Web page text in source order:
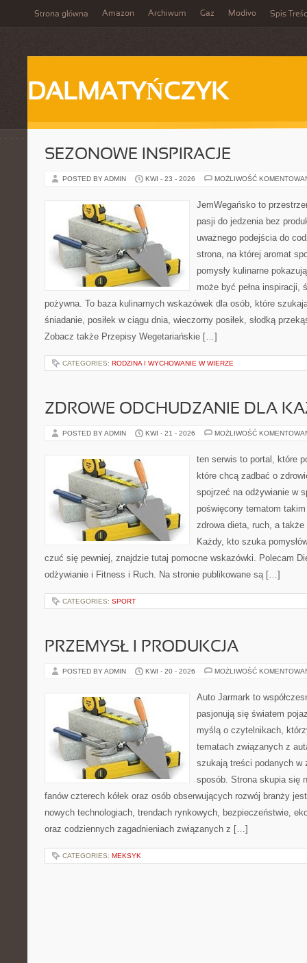
Strona główna Amazon Archiwum Gaz Modivo Spis
DALMATYŃCZYK
SEZONOWE INSPIRACJE
POSTED BY ADMIN KWI - 23 - 2026 MOŻLIWOŚĆ
JemWegańsko to
pasji do jedzenia bez
uważnego podejścia do
strona, na której aromat
pomysły kulinarne
może być pełna inspiracji,
pożywna. To baza kulinarnych wskazówek dla osób, które
śniadanie, posiłek w ciągu dnia, wieczorny posiłek, słodką
Zobacz także Przepisy Wegetariańskie […]
CATEGORIES: RODZINA I WYCHOWANIE W WIERZE
ZDROWE ODCHUDZANIE DLA
POSTED BY ADMIN KWI - 21 - 2026 MOŻLIWOŚĆ
ten serwis to portal, które
które chcą zadbać o
spojrzeć na odżywianie w
poświęcony tematom
zdrowa dieta, ruch, a
Każdy, kto szuka
czuć się pewniej, znajdzie tutaj pomocne wskazówki. Polecam
odżywianie i Fitness i Ruch. Na stronie publikowane są […]
CATEGORIES: SPORT
PRZEMYSŁ I PRODUKCJA
POSTED BY ADMIN KWI - 20 - 2026 MOŻLIWOŚĆ
Auto Jarmark to
pasjonują się światem
myślą o czytelnikach,
tematach związanych z
szukają treści podanych w
sposób. Strona skupia się
fanów czterech kółek oraz osób obserwujących rozwój branży
nowych technologiach, trendach rynkowych, bezpieczeństwie,
oraz codziennych zagadnieniach związanych z […]
CATEGORIES: MEKSYK